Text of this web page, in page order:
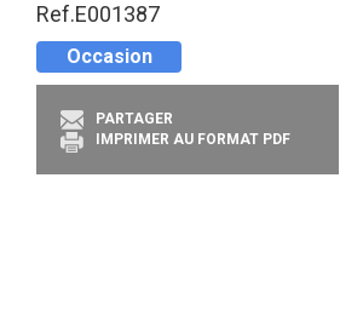
Ref.E001387
Occasion
PARTAGER
IMPRIMER AU FORMAT PDF